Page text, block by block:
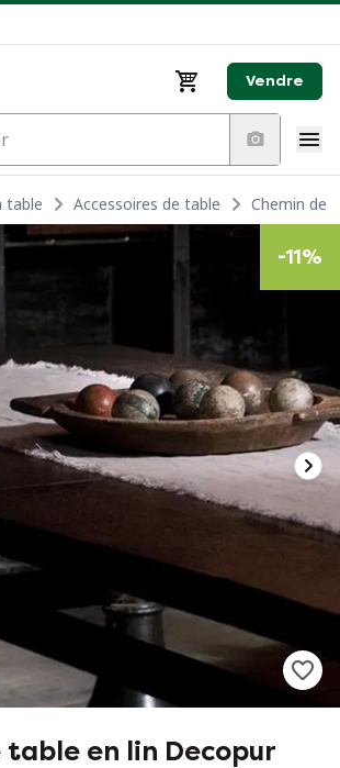
Vendre
table Accessoires de table Chemin de
-11%
table en lin Decopur